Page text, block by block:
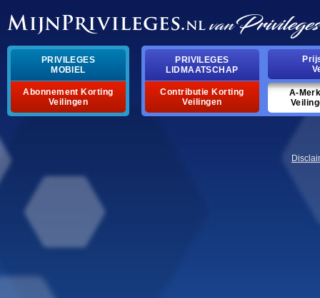
privileges
mobiel
abonnement korting
veilingen
privileges
lidmaatschap
contributie korting
veilingen
a-